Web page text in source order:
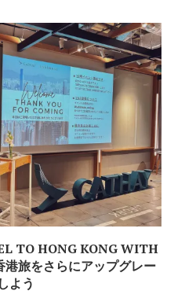
TO HONG KONG WITH
旅をさらにアップグレー
よう